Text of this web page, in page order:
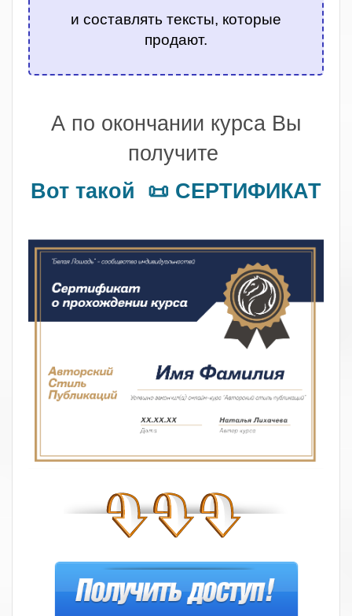
и составлять тексты, которые
продают.
А по окончании курса Вы
получите
Вот такой 📜 СЕРТИФИКАТ